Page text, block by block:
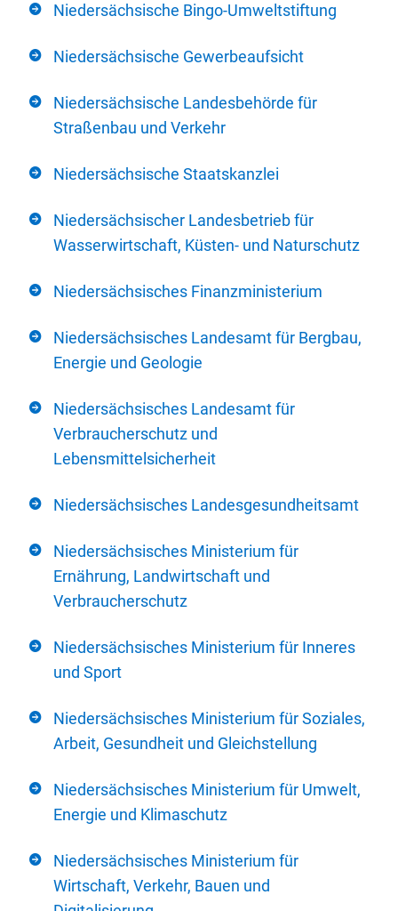
Niedersächsische Bingo-Umweltstiftung
Niedersächsische Gewerbeaufsicht
Niedersächsische Landesbehörde für
Straßenbau und Verkehr
Niedersächsische Staatskanzlei
Niedersächsischer Landesbetrieb für
Wasserwirtschaft, Küsten- und Naturschutz
Niedersächsisches Finanzministerium
Niedersächsisches Landesamt für Bergbau,
Energie und Geologie
Niedersächsisches Landesamt für
Verbraucherschutz und
Lebensmittelsicherheit
Niedersächsisches Landesgesundheitsamt
Niedersächsisches Ministerium für
Ernährung, Landwirtschaft und
Verbraucherschutz
Niedersächsisches Ministerium für Inneres
und Sport
Niedersächsisches Ministerium für Soziales,
Arbeit, Gesundheit und Gleichstellung
Niedersächsisches Ministerium für Umwelt,
Energie und Klimaschutz
Niedersächsisches Ministerium für
Wirtschaft, Verkehr, Bauen und